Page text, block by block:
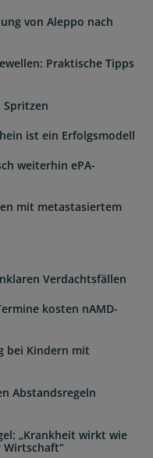
von Aleppo nach
Praktische Tipps
ist ein Erfolgsmodell
weiterhin ePA-
mit metastasiertem
Verdachtsfällen
kosten nAMD-
bei Kindern mit
Abstandsregeln
„Krankheit wirkt wie
Wirtschaft“